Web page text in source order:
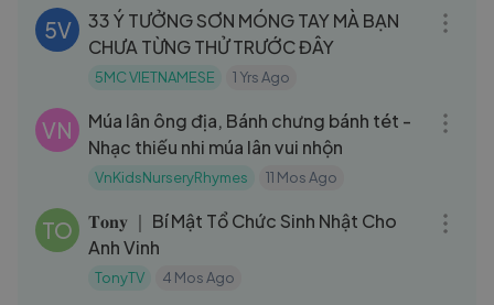
5V
33 Ý TƯỞNG SƠN MÓNG TAY MÀ BẠN
CHƯA TỪNG THỬ TRƯỚC ĐÂY
5MC VIETNAMESE 1 Yrs Ago
VN
Múa lân ông địa, Bánh chưng bánh tét -
Nhạc thiếu nhi múa lân vui nhộn
VnKidsNurseryRhymes 11 Mos Ago
TO
𝐓𝐨𝐧𝐲 ｜ Bí Mật Tổ Chức Sinh Nhật Cho
Anh Vinh
TonyTV 4 Mos Ago